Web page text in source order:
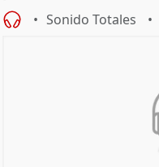
Sonido Totales